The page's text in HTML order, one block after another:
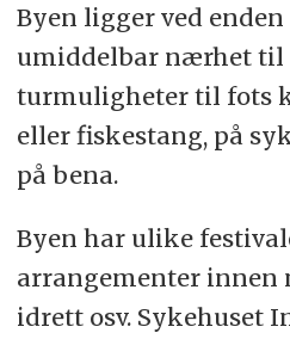
Byen ligger ved
umiddelbar nærhet til
turmuligheter til fots
eller fiskestang, på
på bena.
Byen har ulike
arrangementer
idrett osv. Sykehuset